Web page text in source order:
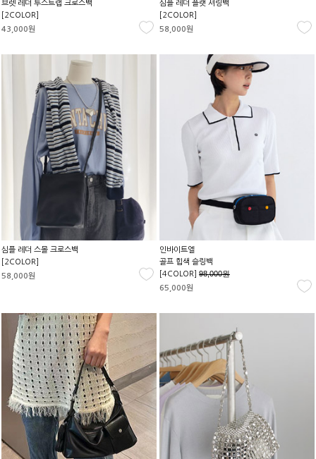
브렛 레더 투스트랩 크로스백
[2COLOR]
43,000원
심플 레더 플랫 셔링백
[2COLOR]
58,000원
심플 레더 스몰 크로스백
[2COLOR]
58,000원
인바이트엘
골프 힙색 슬링백
[4COLOR] 98,000원
65,000원